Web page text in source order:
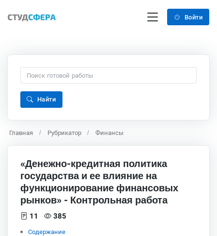
Войти
Найти
Главная Рубрикатор Финансы
«Денежно-кредитная политика
государства и ее влияние на
функционирование финансовых
рынков» - Контрольная работа
11 385
Содержание